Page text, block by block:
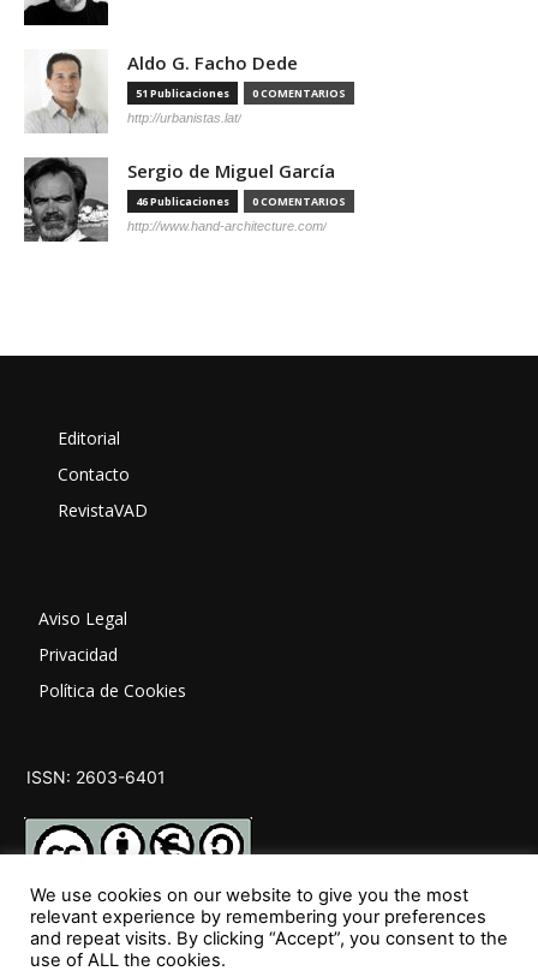
Aldo G. Facho Dede
51 Publicaciones 0 COMENTARIOS
http://urbanistas.lat/
Sergio de Miguel García
46 Publicaciones 0 COMENTARIOS
http://www.hand-architecture.com/
Editorial
Contacto
RevistaVAD
Aviso Legal
Privacidad
Política de Cookies
ISSN: 2603-6401
SÍGUENOS
We use cookies on our website to give you the most
relevant experience by remembering your preferences
and repeat visits. By clicking “Accept”, you consent to the
use of ALL the cookies.